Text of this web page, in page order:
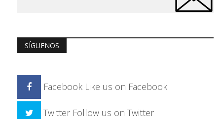
SÍGUENOS
Facebook Like us on Facebook
Twitter Follow us on Twitter